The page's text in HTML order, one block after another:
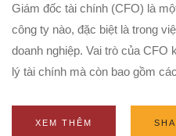
Giám đốc tài chính (CFO) là
công ty nào, đặc biệt là trong
doanh nghiệp. Vai trò của CFO
lý tài chính mà còn bao gồm
XEM THÊM